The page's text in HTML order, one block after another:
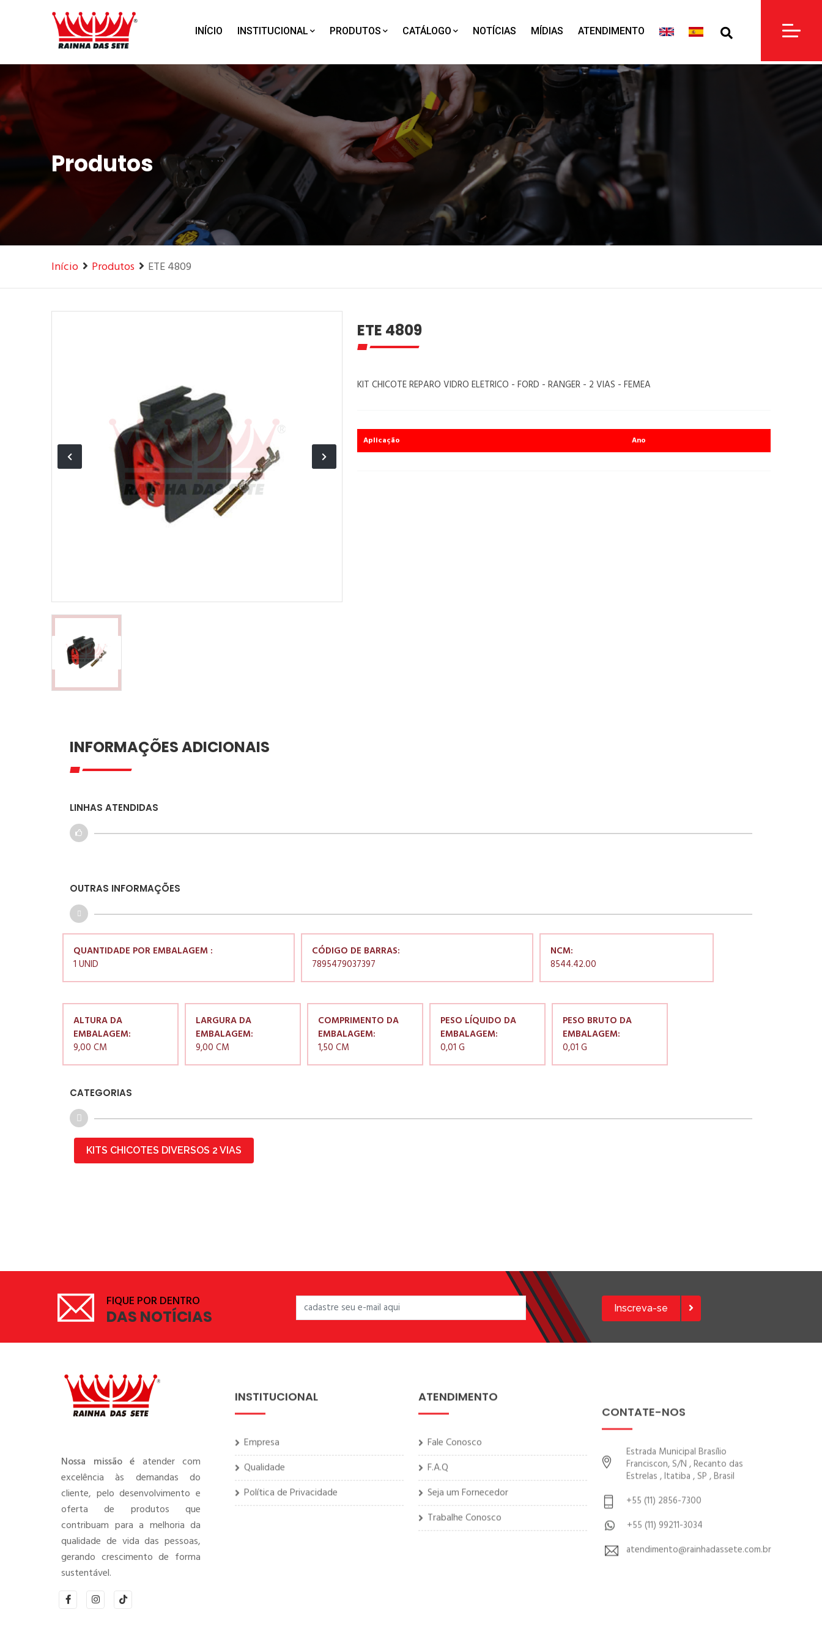
INÍCIO INSTITUCIONAL PRODUTOS CATÁLOGO NOTÍCIAS MÍDIAS ATENDIMENTO
Home Produtos
Produtos
Início Produtos ETE 4809
ETE 4809
KIT CHICOTE REPARO VIDRO ELETRICO - FORD - RANGER - 2 VIAS - FEMEA
Aplicação Ano
INFORMAÇÕES ADICIONAIS
LINHAS ATENDIDAS
OUTRAS INFORMAÇÕES
QUANTIDADE POR EMBALAGEM :
1 UNID
CÓDIGO DE BARRAS:
7895479037397
NCM:
8544.42.00
ALTURA DA
EMBALAGEM:
9,00 CM
LARGURA DA
EMBALAGEM:
9,00 CM
COMPRIMENTO DA
EMBALAGEM:
1,50 CM
PESO LÍQUIDO DA
EMBALAGEM:
0,01 G
PESO BRUTO DA
EMBALAGEM:
0,01 G
CATEGORIAS
KITS CHICOTES DIVERSOS 2 VIAS
FIQUE POR DENTRO
DAS NOTÍCIAS Inscreva-se
Nossa missão é atender com
excelência às demandas do
cliente, pelo desenvolvimento e
oferta de produtos que
contribuam para a melhoria da
qualidade de vida das pessoas,
gerando crescimento de forma
sustentável.
Qualidade
Política de Privacidade
Seja um Fornecedor
Trabalhe Conosco
Estrada Municipal Brasílio
Franciscon, S/N , Recanto das
Estrelas , Itatiba , SP , Brasil
+55 (11) 2856-7300
+55 (11) 99211-3034
atendimento@rainhadassete.com.br